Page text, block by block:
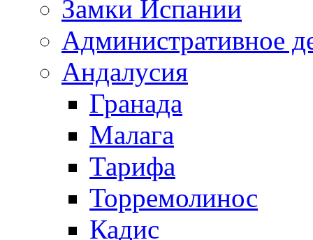
Замки Испании
Административное
Андалусия
Гранада
Малага
Тарифа
Торремолинос
Кадис